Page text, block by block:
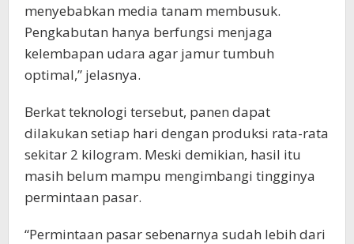
menyebabkan media tanam membusuk.
Pengkabutan hanya berfungsi menjaga
kelembapan udara agar jamur tumbuh
optimal,” jelasnya.
Berkat teknologi tersebut, panen dapat
dilakukan setiap hari dengan produksi rata-rata
sekitar 2 kilogram. Meski demikian, hasil itu
masih belum mampu mengimbangi tingginya
permintaan pasar.
“Permintaan pasar sebenarnya sudah lebih dari